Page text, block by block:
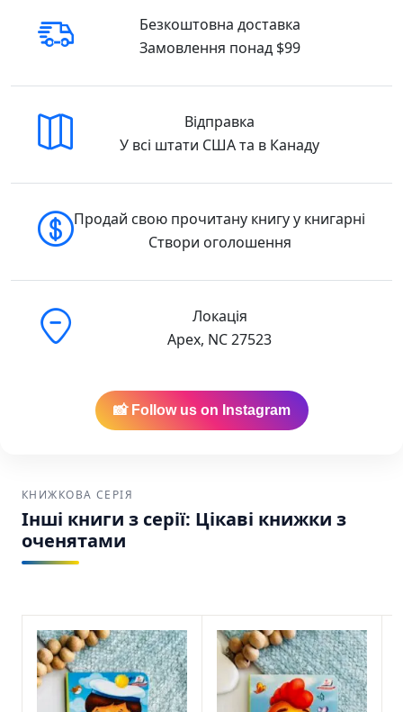
Безкоштовна доставка
Замовлення понад $99
Відправка
У всі штати США та в Канаду
Продай свою прочитану книгу у книгарні
Створи оголошення
Локація
Apex, NC 27523
📸 Follow us on Instagram
КНИЖКОВА СЕРІЯ
Інші книги з серії: Цікаві книжки з
оченятами